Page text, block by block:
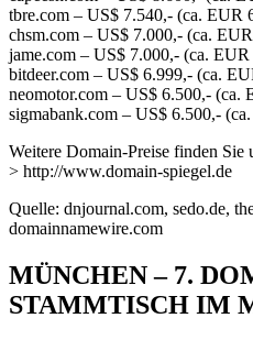
tbre.com – US$ 7.540,- (ca. EUR
chsm.com – US$ 7.000,- (ca.
jame.com – US$ 7.000,- (ca.
bitdeer.com – US$ 6.999,- (ca.
neomotor.com – US$ 6.500,- (ca.
sigmabank.com – US$ 6.500,-
Weitere Domain-Preise finden Sie
> http://www.domain-spiegel.de
Quelle: dnjournal.com, sedo.de,
domainnamewire.com
MÜNCHEN – 7.
STAMMTISCH IM